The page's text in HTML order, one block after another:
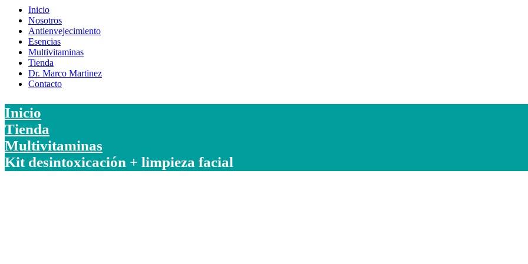
Inicio
Nosotros
Antienvejecimiento
Esencias
Multivitaminas
Tienda
Dr. Marco Martinez
Contacto
Inicio
Tienda
Multivitaminas
Kit desintoxicación + limpieza facial